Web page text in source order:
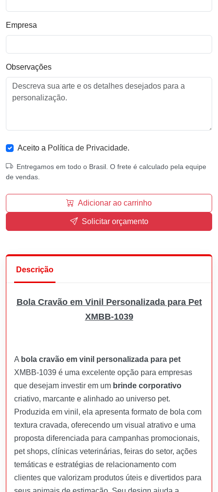
Empresa
Observações
Aceito a Política de Privacidade.
Entregamos em todo o Brasil. O frete é calculado pela equipe
de vendas.
Adicionar ao carrinho
Solicitar orçamento
Descrição
Bola Cravão em Vinil Personalizada para Pet
XMBB-1039
A bola cravão em vinil personalizada para pet
XMBB-1039 é uma excelente opção para empresas
que desejam investir em um brinde corporativo
criativo, marcante e alinhado ao universo pet.
Produzida em vinil, ela apresenta formato de bola com
textura cravada, oferecendo um visual atrativo e uma
proposta diferenciada para campanhas promocionais,
pet shops, clínicas veterinárias, feiras do setor, ações
temáticas e estratégias de relacionamento com
clientes que valorizam produtos úteis e divertidos para